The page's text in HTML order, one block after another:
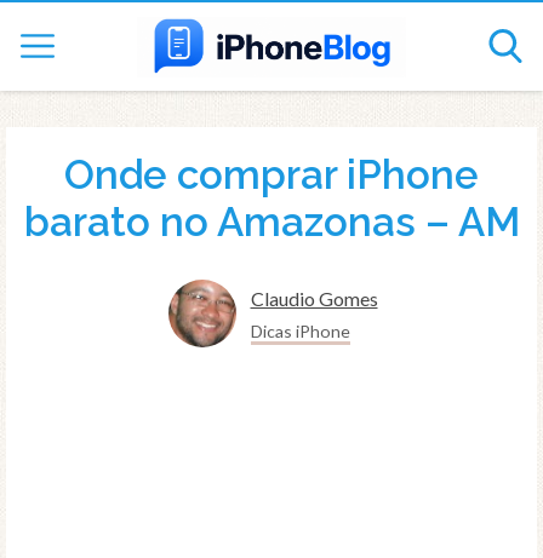
Onde comprar iPhone
barato no Amazonas – AM
Claudio Gomes
Dicas iPhone